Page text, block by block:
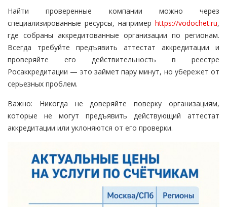
Найти проверенные компании можно через
специализированные ресурсы, например https://vodochet.ru,
где собраны аккредитованные организации по регионам.
Всегда требуйте предъявить аттестат аккредитации и
проверяйте его действительность в реестре
Росаккредитации — это займет пару минут, но убережет от
серьезных проблем.
Важно: Никогда не доверяйте поверку организациям,
которые не могут предъявить действующий аттестат
аккредитации или уклоняются от его проверки.